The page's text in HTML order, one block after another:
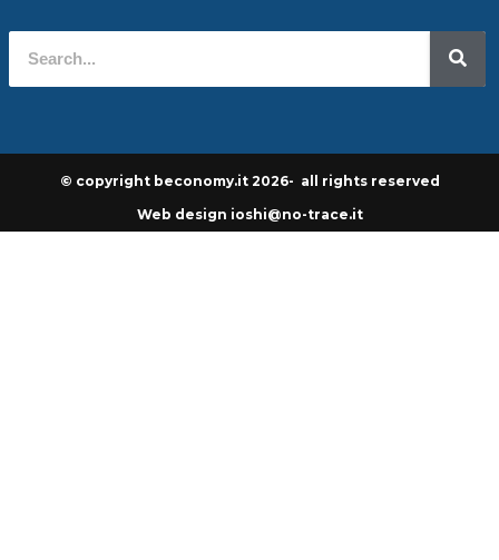
© copyright beconomy.it 2026- all rights reserved
Web design ioshi@no-trace.it